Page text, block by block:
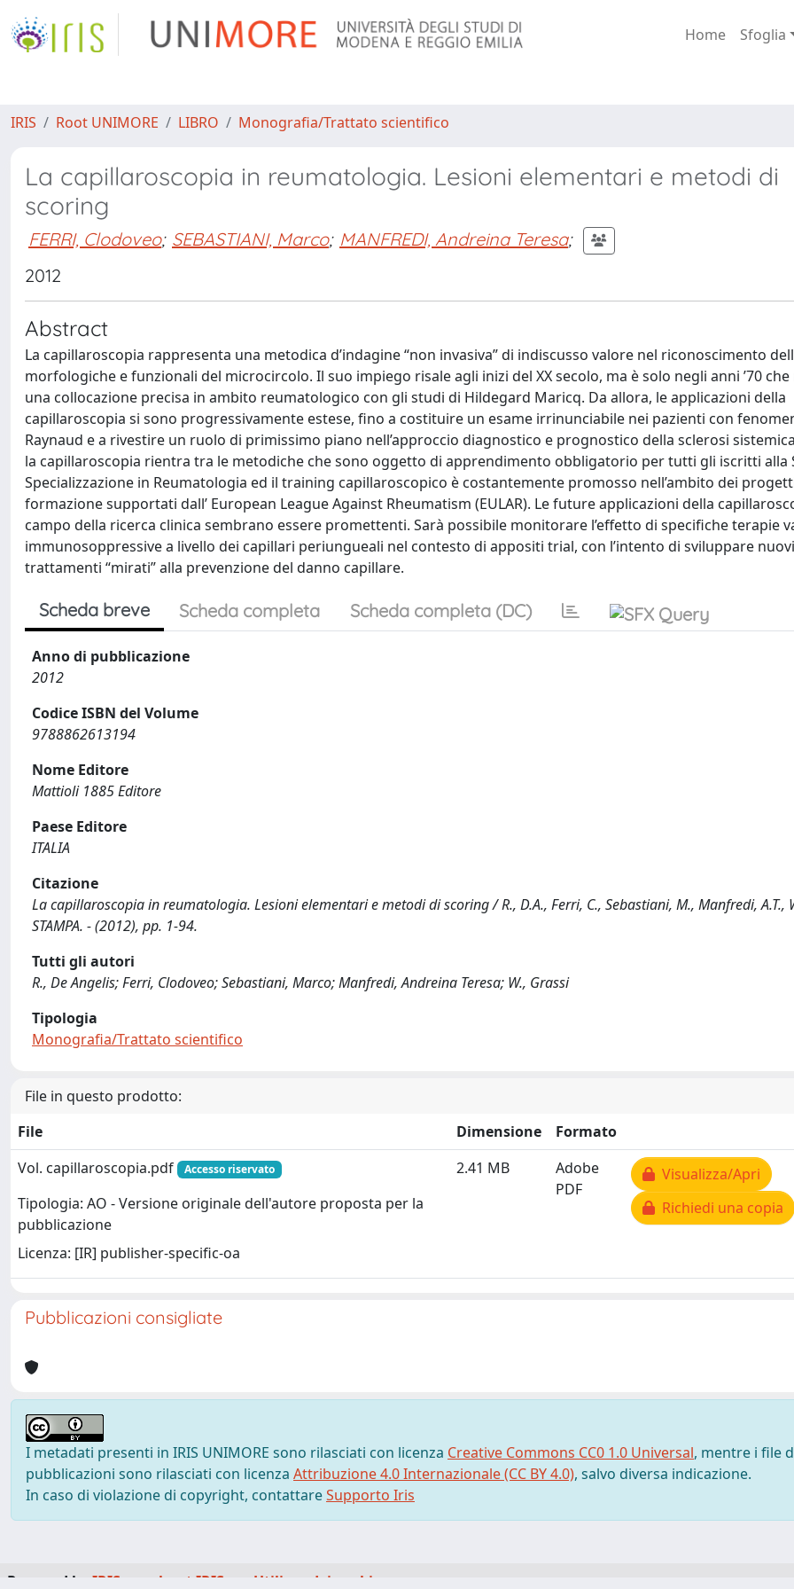
Home Sfoglia
IRIS Root UNIMORE LIBRO Monografia/Trattato scientifico
La capillaroscopia in reumatologia. Lesioni elementari e metodi di
scoring
FERRI, Clodoveo; SEBASTIANI, Marco; MANFREDI, Andreina Teresa;
2012
Abstract
La capillaroscopia rappresenta una metodica d’indagine “non invasiva” di indiscusso valore nel riconoscimento
morfologiche e funzionali del microcircolo. Il suo impiego risale agli inizi del XX secolo, ma è solo negli anni ’70
una collocazione precisa in ambito reumatologico con gli studi di Hildegard Maricq. Da allora, le applicazioni della
capillaroscopia si sono progressivamente estese, fino a costituire un esame irrinunciabile nei pazienti con
Raynaud e a rivestire un ruolo di primissimo piano nell’approccio diagnostico e prognostico della sclerosi
la capillaroscopia rientra tra le metodiche che sono oggetto di apprendimento obbligatorio per tutti gli iscritti alla
Specializzazione in Reumatologia ed il training capillaroscopico è costantemente promosso nell’ambito dei
formazione supportati dall’ European League Against Rheumatism (EULAR). Le future applicazioni della
campo della ricerca clinica sembrano essere promettenti. Sarà possibile monitorare l’effetto di specifiche terapie
immunosoppressive a livello dei capillari periungueali nel contesto di appositi trial, con l’intento di sviluppare nuovi
trattamenti “mirati” alla prevenzione del danno capillare.
Scheda breve Scheda completa Scheda completa (DC)
Anno di pubblicazione
2012
Codice ISBN del Volume
9788862613194
Nome Editore
Mattioli 1885 Editore
Paese Editore
ITALIA
Citazione
La capillaroscopia in reumatologia. Lesioni elementari e metodi di scoring / R., D.A., Ferri, C., Sebastiani, M., Manfredi, A.T.,
STAMPA. - (2012), pp. 1-94.
Tutti gli autori
R., De Angelis; Ferri, Clodoveo; Sebastiani, Marco; Manfredi, Andreina Teresa; W., Grassi
Tipologia
Monografia/Trattato scientifico
File in questo prodotto:
File
Dimensione
Formato
Vol. capillaroscopia.pdf
Accesso riservato
Tipologia: AO - Versione originale dell'autore proposta per la
pubblicazione
Licenza: [IR] publisher-specific-oa
2.41 MB
Adobe
PDF
Visualizza/Apri
Richiedi una copia
Pubblicazioni consigliate
I metadati presenti in IRIS UNIMORE sono rilasciati con licenza Creative Commons CC0 1.0 Universal, mentre i file
pubblicazioni sono rilasciati con licenza Attribuzione 4.0 Internazionale (CC BY 4.0), salvo diversa indicazione.
In caso di violazione di copyright, contattareSupporto Iris
Powered by IRIS about IRIS Utilizzo dei cookie